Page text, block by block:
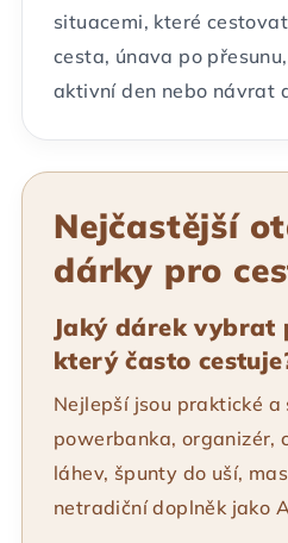
situacemi, které
cesta, únava po
aktivní den nebo návrat
Nejčastější
dárky pro
Jaký dárek vybrat
který často
Nejlepší jsou praktické a
powerbanka, organizér,
láhev, špunty do uší,
netradiční doplněk jako